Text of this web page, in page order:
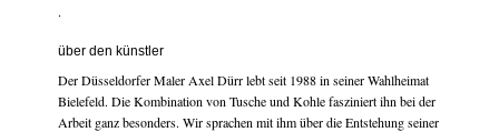
.
über den künstler
Der Düsseldorfer Maler Axel Dürr lebt seit 1988 in seiner Wahlheimat
Bielefeld. Die Kombination von Tusche und Kohle fasziniert ihn bei der
Arbeit ganz besonders. Wir sprachen mit ihm über die Entstehung seiner